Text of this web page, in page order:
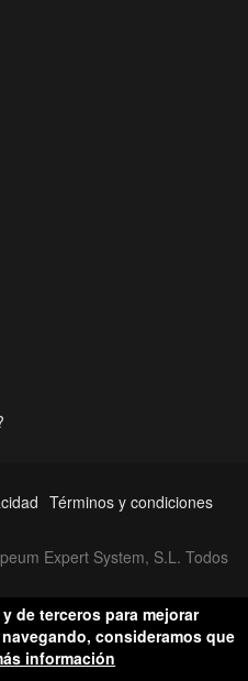
Términos y condiciones
Expert System, S.L. Todos
de terceros para mejorar
consideramos que
información